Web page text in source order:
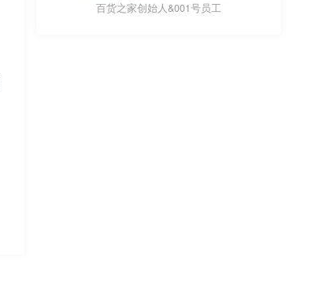
百货之家创始人&001号员工